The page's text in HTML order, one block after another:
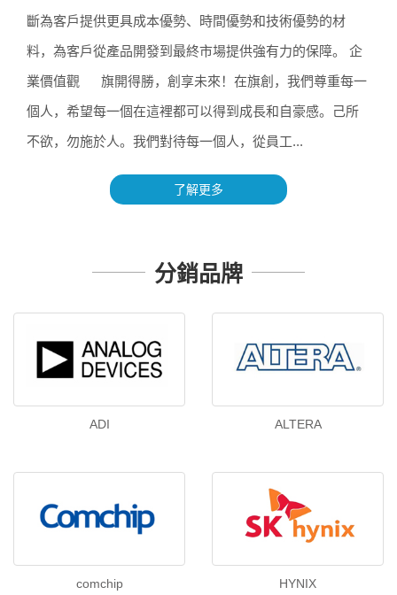
斷為客戶提供更具成本優勢、時間優勢和技術優勢的材
料，為客戶從產品開發到最終市場提供強有力的保障。 企
業價值觀 旗開得勝，創享未來！在旗創，我們尊重每一
個人，希望每一個在這裡都可以得到成長和自豪感。己所
不欲，勿施於人。我們對待每一個人，從員工...
了解更多
分銷品牌
ADI ALTERA
comchip HYNIX